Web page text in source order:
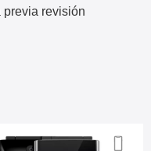
previa revisión